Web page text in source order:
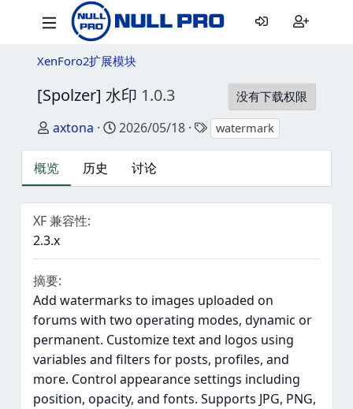
XenForo2扩展模块
[Spolzer] 水印 1.0.3 没有下载权限
作者
axtona 创建日期
2026/05/18 标签
watermark
概览 历史 讨论
XF 兼容性
2.3.x
摘要
Add watermarks to images uploaded on
forums with two operating modes, dynamic or
permanent. Customize text and logos using
variables and filters for posts, profiles, and
more. Control appearance settings including
position, opacity, and fonts. Supports JPG, PNG,